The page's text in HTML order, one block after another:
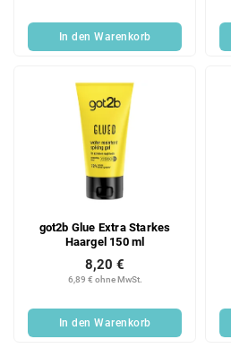
In den Warenkorb
got2b Glue Extra Starkes
Haargel 150 ml
6,89 € ohne MwSt.
8,20 €
In den Warenkorb